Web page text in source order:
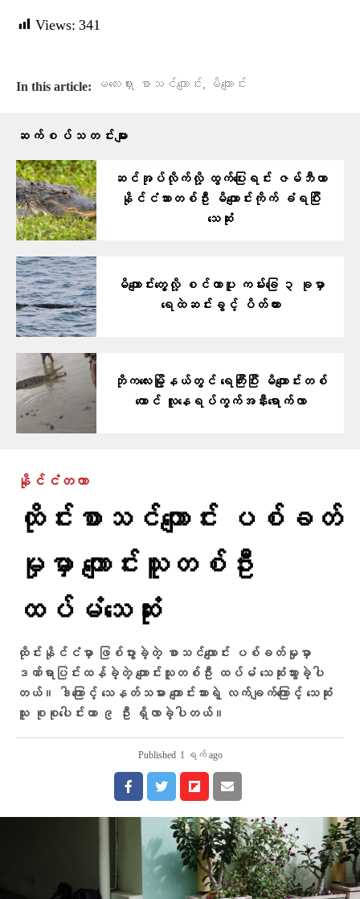
Views: 341
In this article: မလေးရှား စာသင်ကျောင်း, မိကျောင်း
ဆက်စပ်သတင်းများ
ဆင်အုပ်လိုက်လို့ ထွက်ပြေးရင်း ဇမ်ဘီယာ
နိုင်ငံသားတစ်ဦး မိကျောင်းကိုက် ခံရပြီး
သေဆုံး
မိကျောင်းတွေ့လို့ စင်ကာပူ ကမ်းခြေ ၃ ခုမှာ
ရေထဲဆင်းခွင့် ပိတ်ထား
ဘိုက​လေးမြို့နယ်တွင် ​ရေကြီးပြီး မိကျောင်းတစ်​
ကောင် လူ​နေရပ်ကွက်အနီး​ရောက်လာ
နိုင်ငံတကာ
ထိုင်းစာသင်ကျောင်း ပစ်ခတ်
မှုမှာ ကျောင်းသူတစ်ဦး
ထပ်မံသေဆုံး
ထိုင်းနိုင်ငံမှာ ဖြစ်ပွားခဲ့တဲ့ စာသင်ကျောင်း ပစ်ခတ်မှုမှာ
ဒဏ်ရာပြင်းထန်ခဲ့တဲ့ ကျောင်းသူတစ်ဦး ထပ်မံ သေဆုံးသွားခဲ့ပါ
တယ်။ ဒါကြောင့် သေနတ်သမား ကျောင်းသားရဲ့ လက်ချက်ကြောင့် သေဆုံး
သူ စုစုပေါင်းဟာ ၉ ဦး ရှိလာခဲ့ပါတယ်။
Published 1 ရက် ago